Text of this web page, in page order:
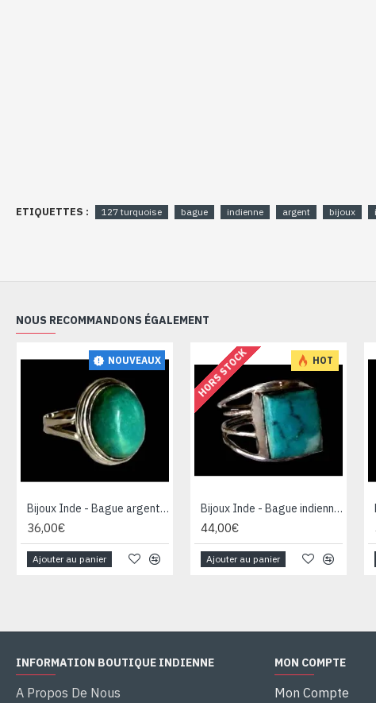
ETIQUETTES : 127 turquoise bague indienne argent bijoux
NOUS RECOMMANDONS ÉGALEMENT
NOUVEAUX
Bijoux Inde - Bague argent Turquoise
36,00€
Ajouter au panier
HOT
HORS STOCK
Bijoux Inde - Bague indienne argent Turquoise
44,00€
Ajouter au panier
INFORMATION BOUTIQUE INDIENNE
A Propos De Nous
MON COMPTE
Mon Compte